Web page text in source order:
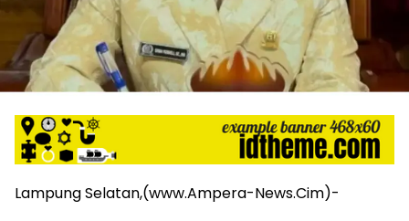
Koran
maupun
media
siber
desain
Koran
dan
siber
Lampung Selatan,(www.Ampera-News.Cim)-